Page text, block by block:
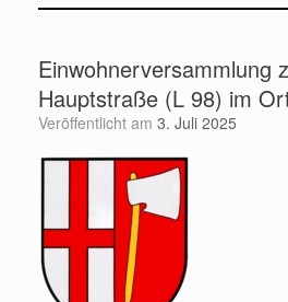
Einwohnerversammlung
Hauptstraße (L 98) im
Veröffentlicht am 3. Juli 2025